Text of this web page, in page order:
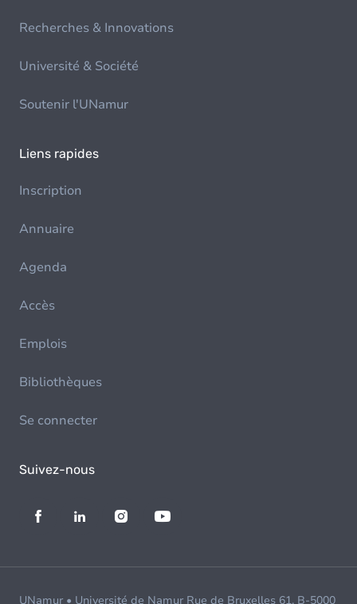
Recherches & Innovations
Université & Société
Soutenir l'UNamur
Liens rapides
Inscription
Annuaire
Agenda
Accès
Emplois
Bibliothèques
Se connecter
Suivez-nous
UNamur • Université de Namur Rue de Bruxelles 61, B-5000